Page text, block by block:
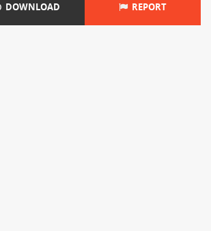
DOWNLOAD REPORT